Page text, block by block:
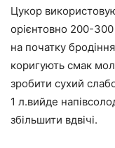
Цукор
орієнтовно 200-
на початку
коригують смак
зробити сухий
1 л.вийде
збільшити вдвічі.